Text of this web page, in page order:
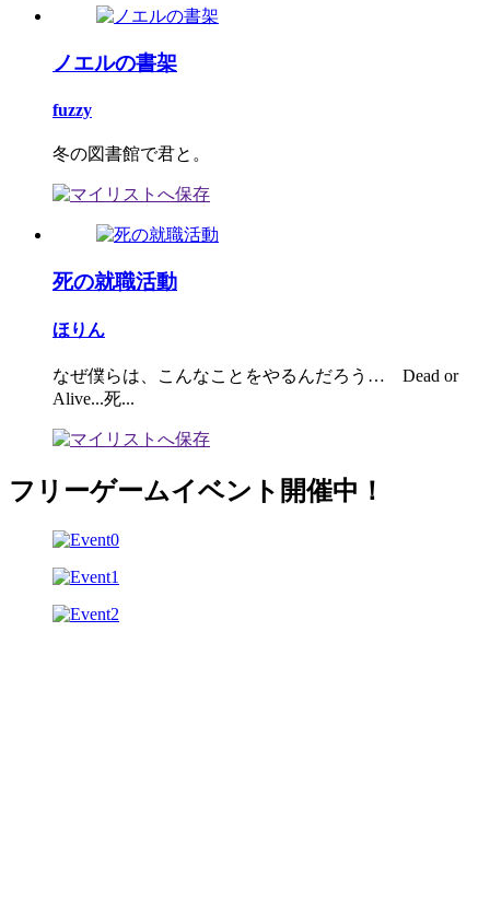
ノエルの書架
fuzzy
冬の図書館で君と。
死の就職活動
ほりん
なぜ僕らは、こんなことをやるんだろう… Dead or
Alive...死...
フリーゲームイベント開催中！